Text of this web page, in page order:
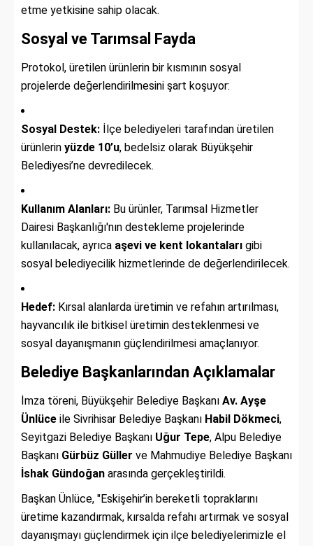
etme yetkisine sahip olacak.
Sosyal ve Tarımsal Fayda
Protokol, üretilen ürünlerin bir kısmının sosyal
projelerde değerlendirilmesini şart koşuyor:
Sosyal Destek: İlçe belediyeleri tarafından üretilen
ürünlerin yüzde 10’u, bedelsiz olarak Büyükşehir
Belediyesi’ne devredilecek.
Kullanım Alanları: Bu ürünler, Tarımsal Hizmetler
Dairesi Başkanlığı'nın destekleme projelerinde
kullanılacak, ayrıca aşevi ve kent lokantaları gibi
sosyal belediyecilik hizmetlerinde de değerlendirilecek.
Hedef: Kırsal alanlarda üretimin ve refahın artırılması,
hayvancılık ile bitkisel üretimin desteklenmesi ve
sosyal dayanışmanın güçlendirilmesi amaçlanıyor.
Belediye Başkanlarından Açıklamalar
İmza töreni, Büyükşehir Belediye Başkanı Av. Ayşe
Ünlüce ile Sivrihisar Belediye Başkanı Habil Dökmeci,
Seyitgazi Belediye Başkanı Uğur Tepe, Alpu Belediye
Başkanı Gürbüz Güller ve Mahmudiye Belediye Başkanı
İshak Gündoğan arasında gerçekleştirildi.
Başkan Ünlüce, "Eskişehir’in bereketli topraklarını
üretime kazandırmak, kırsalda refahı artırmak ve sosyal
dayanışmayı güçlendirmek için ilçe belediyelerimizle el